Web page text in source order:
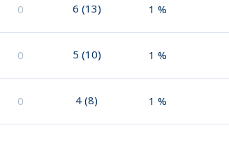
0 6 (13) 1 %
0 5 (10) 1 %
0 4 (8) 1 %